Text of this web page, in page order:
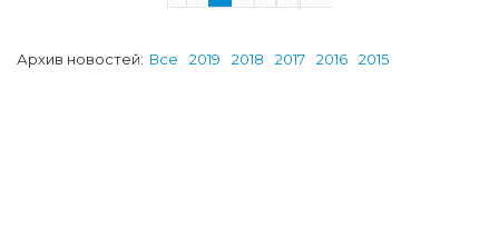
Архив новостей: Все 2019 2018 2017 2016 2015